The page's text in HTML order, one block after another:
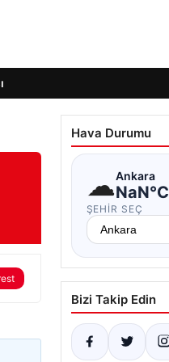
Hava Durumu
☁Ankara
NaN°C
ŞEHIR SEÇ
Bizi Takip Edin